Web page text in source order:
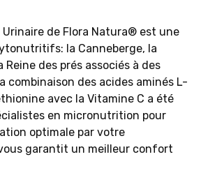
de Flora Natura® est une
la Canneberge, la
Reine des prés associés à des
combinaison des acides aminés L-
avec la Vitamine C a été
en micronutrition pour
optimale par votre
garantit un meilleur confort